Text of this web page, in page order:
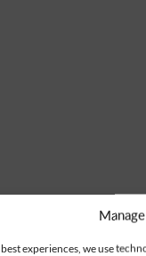
experiences, we use